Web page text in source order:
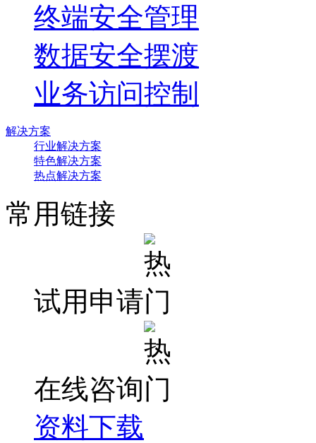
终端安全管理
数据安全摆渡
业务访问控制
解决方案
行业解决方案
特色解决方案
热点解决方案
常用链接
试用申请
在线咨询
资料下载